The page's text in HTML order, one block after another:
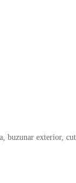
buzunar exterior,